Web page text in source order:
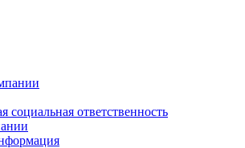
социальная ответственность